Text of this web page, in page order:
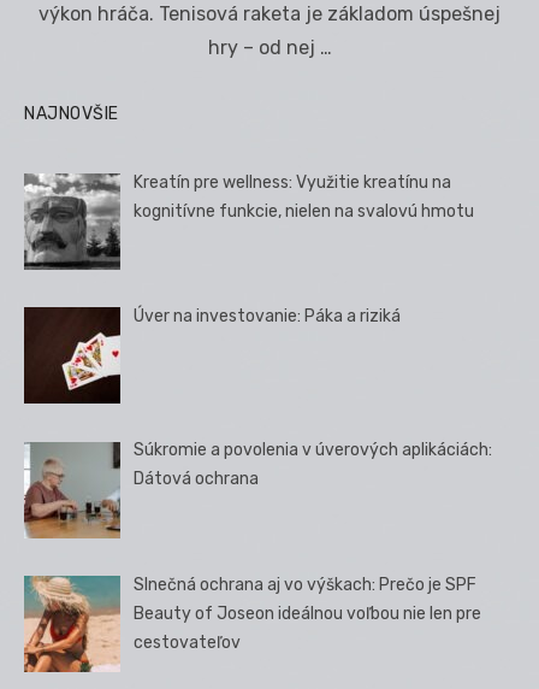
výkon hráča. Tenisová raketa je základom úspešnej
hry – od nej …
NAJNOVŠIE
Kreatín pre wellness: Využitie kreatínu na
kognitívne funkcie, nielen na svalovú hmotu
Úver na investovanie: Páka a riziká
Súkromie a povolenia v úverových aplikáciách:
Dátová ochrana
Slnečná ochrana aj vo výškach: Prečo je SPF
Beauty of Joseon ideálnou voľbou nie len pre
cestovateľov